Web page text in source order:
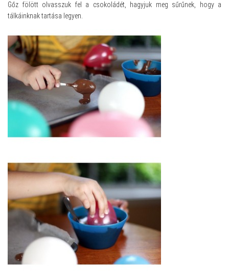
Gőz fölött olvasszuk fel a csokoládét, hagyjuk meg sűrűnek, hogy a
tálkáinknak tartása legyen.